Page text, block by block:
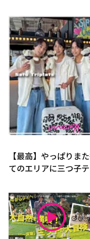
【最高】やっぱりま
てのエリアに三つ子